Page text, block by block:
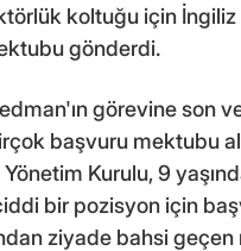
koltuğu için
gönderdi.
görevine son
başvuru mektubu
Kurulu, 9
bir pozisyon için
ziyade bahsi